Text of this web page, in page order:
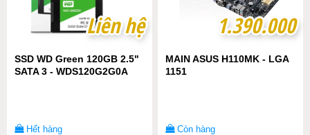
Liên hệ
Liên hệ
SSD WD Green 120GB 2.5"
SATA 3 - WDS120G2G0A
Hết hàng
1.390.000
1.390.000
MAIN ASUS H110MK - LGA
1151
Còn hàng